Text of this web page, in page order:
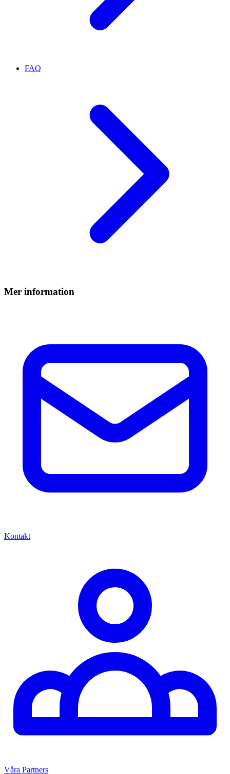
FAQ
Mer information
Kontakt
Våra Partners